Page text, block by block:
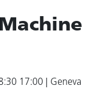
17:00
| Geneva